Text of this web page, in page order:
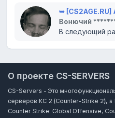
Вонючий
О проекте CS-SERVERS
CS-Servers - Это
серверов КС 2 (Counter-Strike 2),
Counter Strike: Global Offensive,